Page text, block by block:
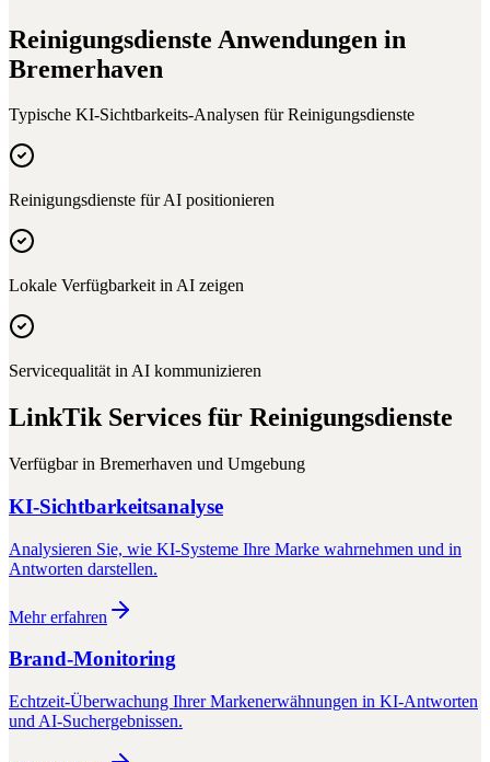
Reinigungsdienste Anwendungen in
Bremerhaven
Typische KI-Sichtbarkeits-Analysen fürReinigungsdienste
Reinigungsdienste für AI positionieren
Lokale Verfügbarkeit in AI zeigen
Servicequalität in AI kommunizieren
LinkTik Services für Reinigungsdienste
Verfügbar in Bremerhaven und Umgebung
KI-Sichtbarkeitsanalyse
Analysieren Sie, wie KI-Systeme Ihre Marke wahrnehmen und in
Antworten darstellen.
Mehr erfahren
Brand-Monitoring
Echtzeit-Überwachung Ihrer Markenerwähnungen in KI-Antworten
und AI-Suchergebnissen.